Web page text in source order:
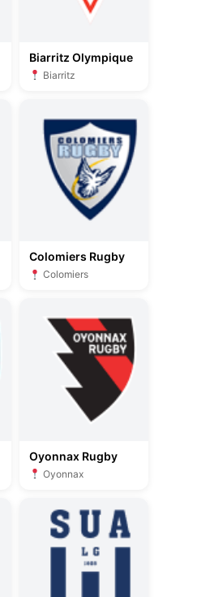
Biarritz Olympique
Biarritz
Colomiers Rugby
Colomiers
Oyonnax Rugby
Oyonnax